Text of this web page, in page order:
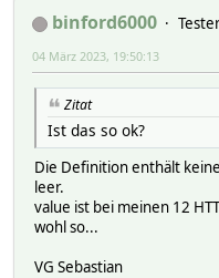
binford6000
04 März 2023, 19:50:13
Zitat
Ist das so ok?
Die Definition enthält
leer.
value ist bei meinen 12
wohl so...
VG Sebastian